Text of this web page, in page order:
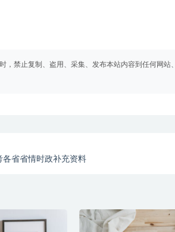
禁止复制、盗用、采集、发布本站内容到任何网站、
各省省情时政补充资料